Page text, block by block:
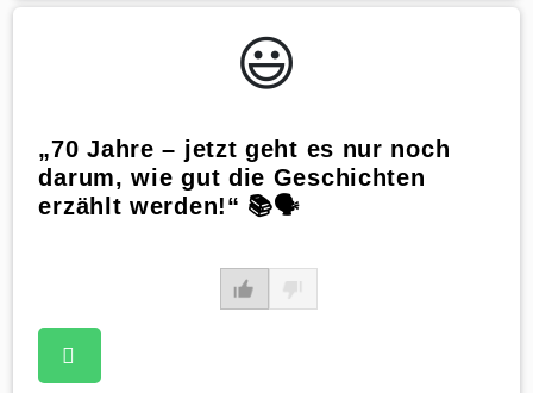
😃️
„70 Jahre – jetzt geht es nur noch
darum, wie gut die Geschichten
erzählt werden!“ 📚🗣